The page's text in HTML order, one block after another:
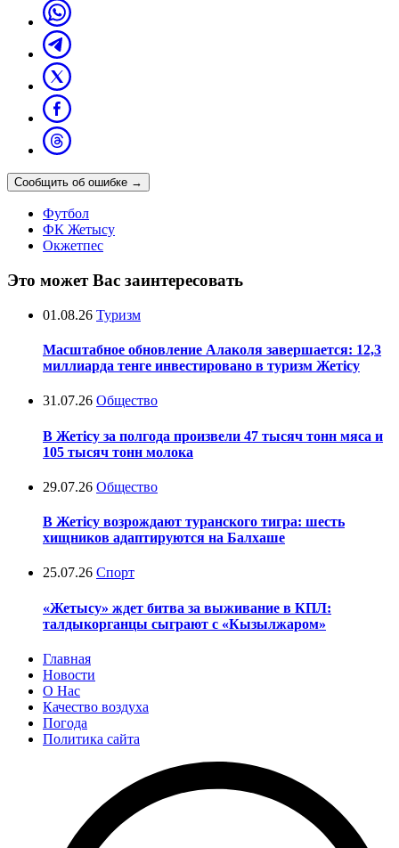
Сообщить об ошибке →
Футбол
ФК Жетысу
Окжетпес
Это может Вас заинтересовать
01.08.26 Туризм
Масштабное обновление Алаколя завершается: 12,3
миллиарда тенге инвестировано в туризм Жетісу
31.07.26 Общество
В Жетісу за полгода произвели 47 тысяч тонн мяса и
105 тысяч тонн молока
29.07.26 Общество
В Жетісу возрождают туранского тигра: шесть
хищников адаптируются на Балхаше
25.07.26 Спорт
«Жетысу» ждет битва за выживание в КПЛ:
талдыкорганцы сыграют с «Кызылжаром»
Главная
Новости
О Нас
Качество воздуха
Погода
Политика сайта